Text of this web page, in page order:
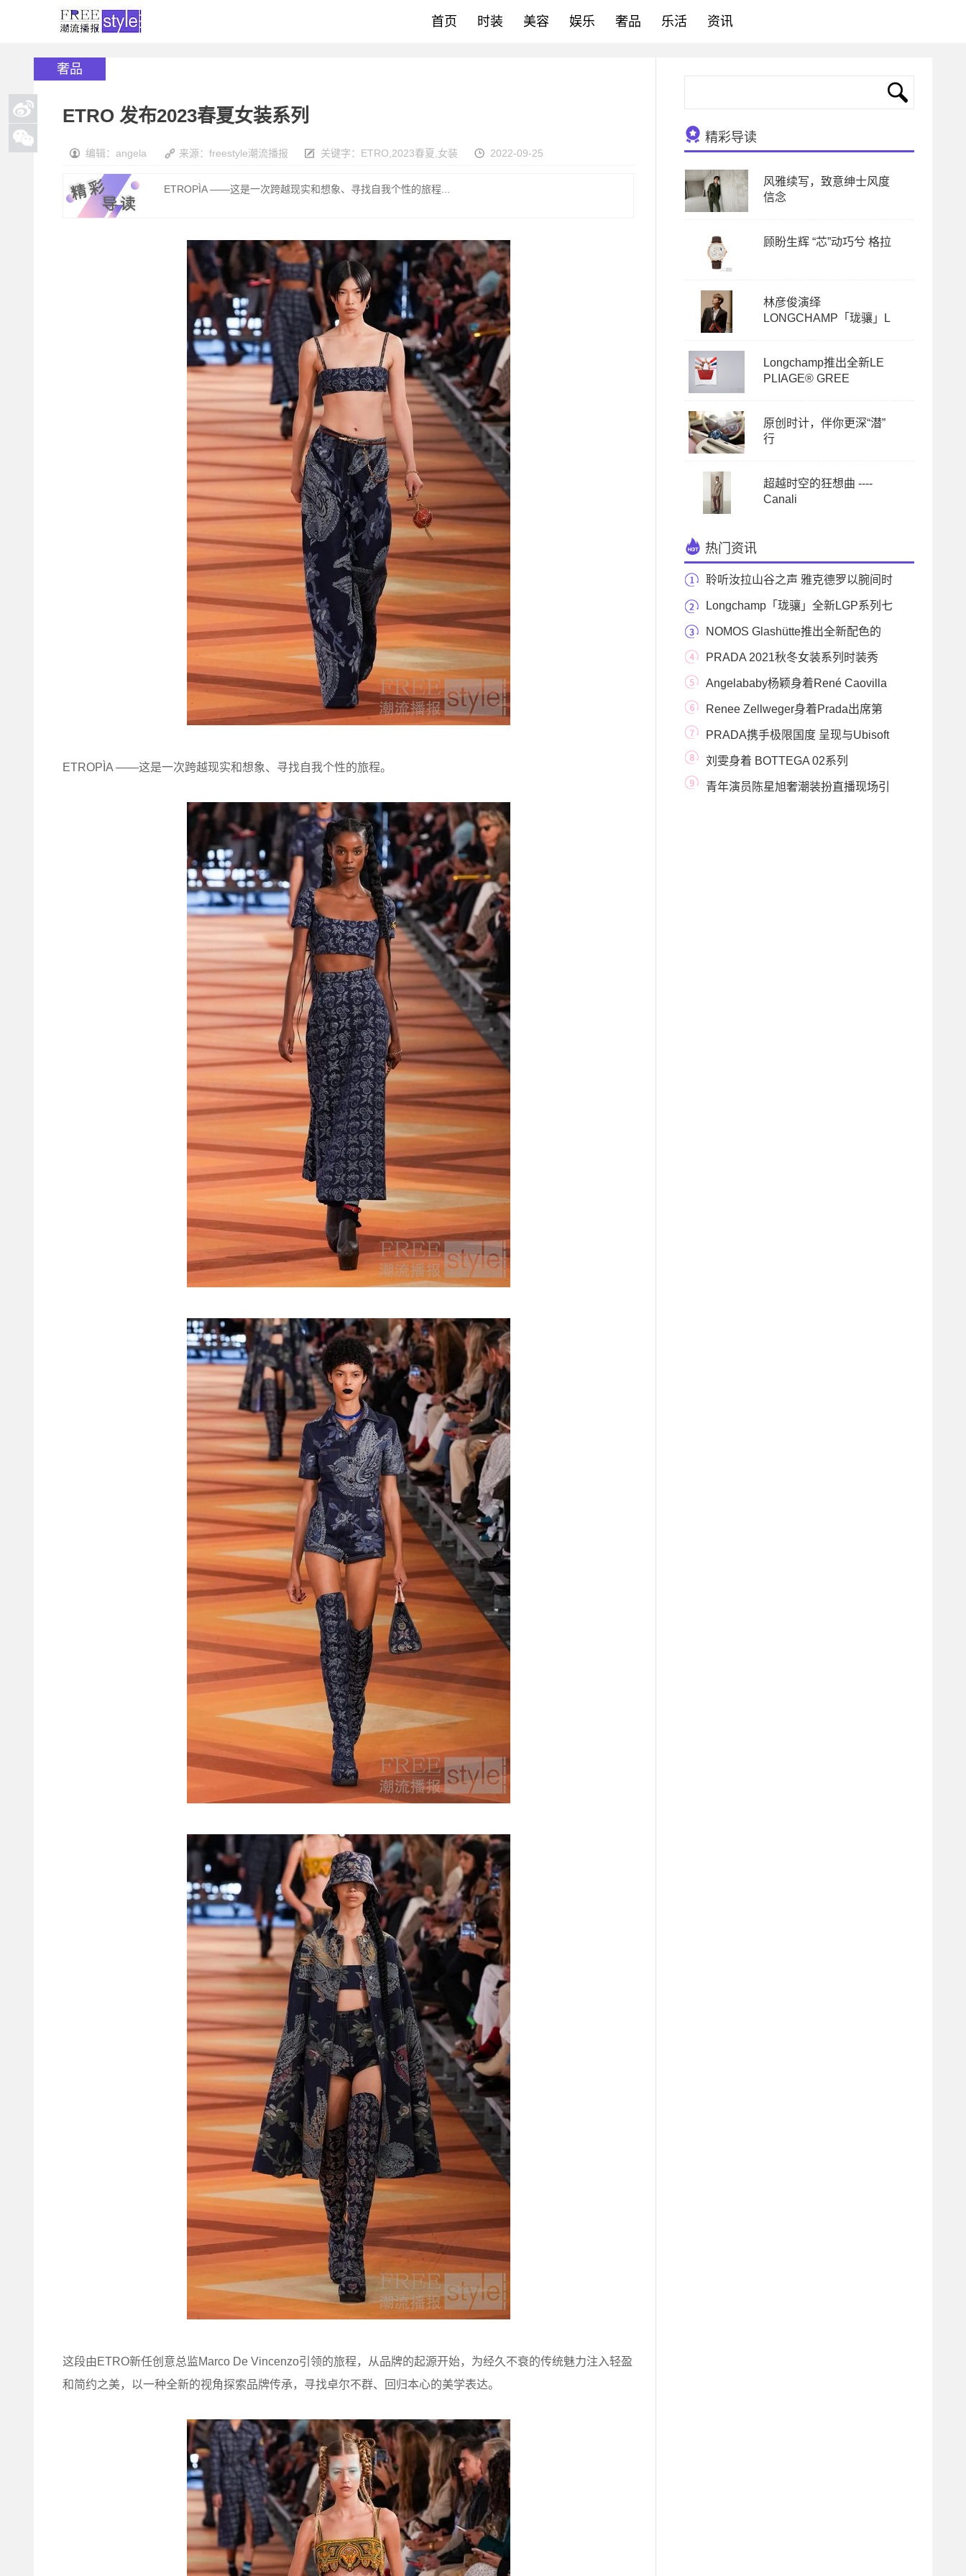
首页 时装 美容 娱乐 奢品 乐活 资讯
奢品
ETRO 发布2023春夏女装系列
编辑：angela 来源：freestyle潮流播报 关键字： ETRO 2023春夏 女装 2022-09-25
ETROPÌA ——这是一次跨越现实和想象、寻找自我个性的旅程...
ETROPÌA ——这是一次跨越现实和想象、寻找自我个性的旅程。
这段由ETRO新任创意总监Marco De Vincenzo引领的旅程，从品牌的起源开始，为经久不衰的传统魅力注入轻盈
和简约之美，以一种全新的视角探索品牌传承，寻找卓尔不群、回归本心的美学表达。
精彩导读
风雅续写，致意绅士风度
信念
顾盼生辉 “芯”动巧兮 格拉
林彦俊演绎
LONGCHAMP「珑骧」L
Longchamp推出全新LE
PLIAGE® GREE
原创时计，伴你更深“潜”
行
超越时空的狂想曲 ----
Canali
热门资讯
聆听汝拉山谷之声 雅克德罗以腕间时
计延续雀鸟
Longchamp「珑骧」全新LGP系列七
夕粉色派对
NOMOS Glashütte推出全新配色的
Club Campus系列腕表
PRADA 2021秋冬女装系列时装秀
Angelababy杨颖身着René Caovilla
高跟鞋出席2019微博之
Renee Zellweger身着Prada出席第
73届英国电影学院奖颁
PRADA携手极限国度 呈现与Ubisoft
合作打造的独特项
刘雯身着 BOTTEGA 02系列
青年演员陈星旭奢潮装扮直播现场引